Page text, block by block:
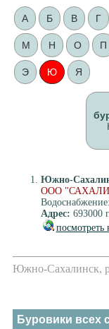
А Б В Г
М Н О П
Э Ю Я
Южно-
ООО
Адрес: 693000
посмотреть
Южно-Сахалинск,
Буровики всех